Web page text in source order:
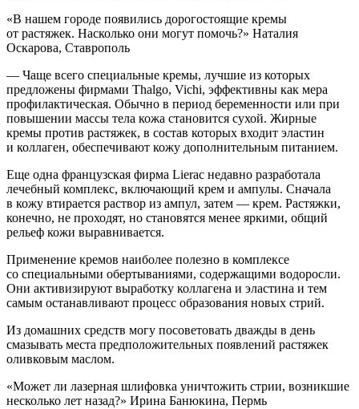
«В нашем городе появились дорогостоящие кремы
от растяжек. Насколько они могут помочь?» Наталия
Оскарова, Ставрополь
— Чаще всего специальные кремы, лучшие из которых
предложены фирмами Thalgo, Vichi, эффективны как мера
профилактическая. Обычно в период беременности или при
повышении массы тела кожа становится сухой. Жирные
кремы против растяжек, в состав которых входит эластин
и коллаген, обеспечивают кожу дополнительным питанием.
Еще одна французская фирма Lierac недавно разработала
лечебный комплекс, включающий крем и ампулы. Сначала
в кожу втирается раствор из ампул, затем — крем. Растяжки,
конечно, не проходят, но становятся менее яркими, общий
рельеф кожи выравнивается.
Применение кремов наиболее полезно в комплексе
со специальными обертываниями, содержащими водоросли.
Они активизируют выработку коллагена и эластина и тем
самым останавливают процесс образования новых стрий.
Из домашних средств могу посоветовать дважды в день
смазывать места предположительных появлений растяжек
оливковым маслом.
«Может ли лазерная шлифовка уничтожить стрии, возникшие
несколько лет назад?» Ирина Банюкина, Пермь